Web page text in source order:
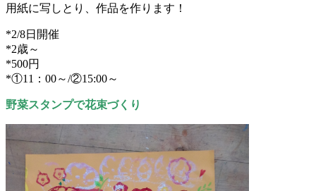
用紙に写しとり、作品を作ります！
*2/8日開催
*2歳～
*500円
*①11：00～/②15:00～
野菜スタンプで花束づくり